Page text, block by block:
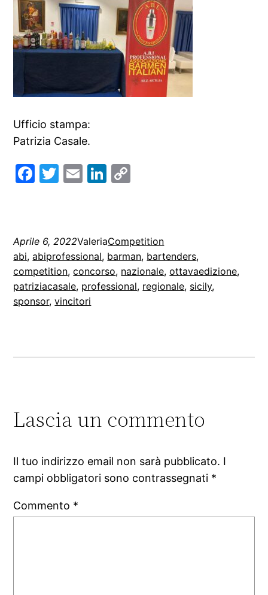
Ufficio stampa:
Patrizia Casale.
Facebook
Twitter
EmailLinkedIn
Aprile 6, 2022ValeriaCompetition
abi, abiprofessional, barman, bartenders
competition, concorso, nazionale, ottavaedizione
patriziacasale, professional, regionale, sicily
sponsor, vincitori
Lascia un commento
Il tuo indirizzo email non sarà pubblicato. I
campi obbligatori sono contrassegnati *
Commento *